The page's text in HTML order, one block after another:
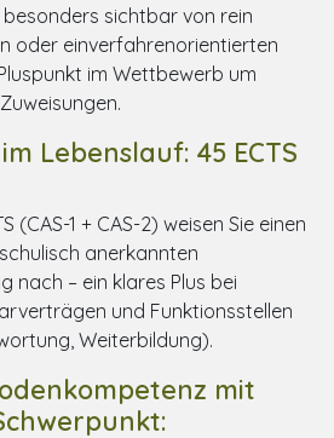
sichtbar von rein
oder einverfahrenorientierten
im Wettbewerb um
Lebenslauf: 45 ECTS
(CAS-1 + CAS-2) weisen Sie einen
anerkannten
nach – ein klares Plus bei
und Funktionsstellen
Weiterbildung).
mit